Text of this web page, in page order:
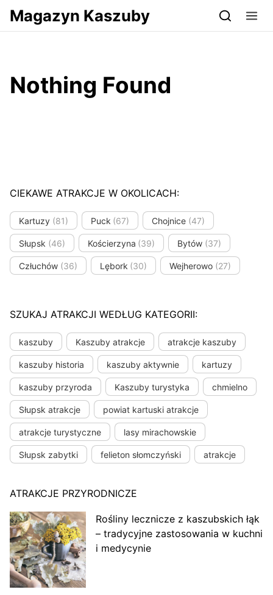
Przejdź do serwisu magazynkaszuby.pl
Magazyn Kaszuby
Nothing Found
CIEKAWE ATRAKCJE W OKOLICACH:
Kartuzy (81) Puck (67) Chojnice (47)
Słupsk (46) Kościerzyna (39) Bytów (37)
Człuchów (36) Lębork (30) Wejherowo (27)
SZUKAJ ATRAKCJI WEDŁUG KATEGORII:
kaszuby Kaszuby atrakcje atrakcje kaszuby
kaszuby historia kaszuby aktywnie kartuzy
kaszuby przyroda Kaszuby turystyka chmielno
Słupsk atrakcje powiat kartuski atrakcje
atrakcje turystyczne lasy mirachowskie
Słupsk zabytki felieton słomczyński atrakcje
ATRAKCJE PRZYRODNICZE
Rośliny lecznicze z kaszubskich łąk
– tradycyjne zastosowania w kuchni
i medycynie